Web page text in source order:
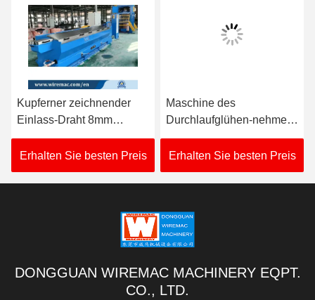
Kupferner zeichnender
Einlass-Draht 8mm
0.4MPa Rod Breakdown
Machines 20m/S
Erhalten Sie besten Preis
Maschine des
Durchlaufglühen-nehmen
nass Draht-RBD mit
doppelter Spule auf
Erhalten Sie besten Preis
DONGGUAN WIREMAC MACHINERY EQPT.
CO., LTD.